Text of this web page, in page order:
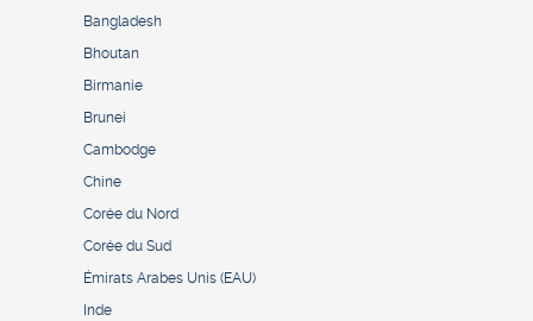
Bangladesh
Bhoutan
Birmanie
Brunei
Cambodge
Chine
Corée du Nord
Corée du Sud
Émirats Arabes Unis (EAU)
Inde